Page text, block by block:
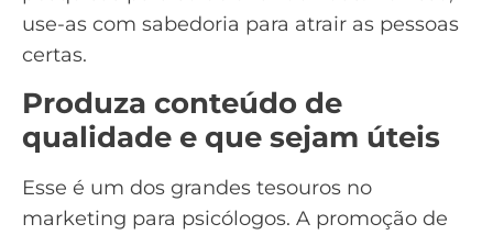
use-as com sabedoria para atrair as pessoas
certas.
Produza conteúdo de
qualidade e que sejam úteis
Esse é um dos grandes tesouros no
marketing para psicólogos. A promoção de